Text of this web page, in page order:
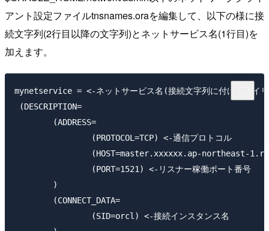
アント設定ファイルtnsnames.oraを編集して、以下の様に接
続文字列(2行目以降の文字列)とネットサービス名(1行目)を
加えます。
mynetservice = <-ネットサービス名(接続文字列に付けたエイ
(DESCRIPTION=